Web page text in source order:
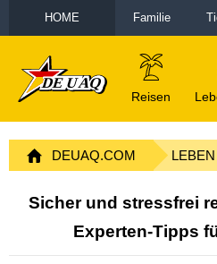
HOME Familie
Reisen
DEUAQ.COM LEBEN
Sicher und stressfrei
Experten-Tipps